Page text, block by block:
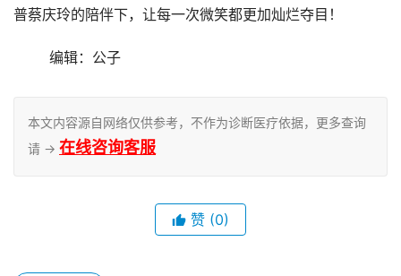
普蔡庆玲的陪伴下，让每一次微笑都更加灿烂夺目！
	编辑：公子
本文内容源自网络仅供参考，不作为诊断医疗依据，更多查询
请 → 在线咨询客服
赞 (0)